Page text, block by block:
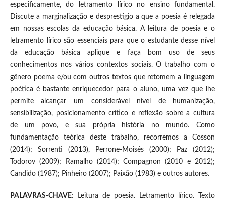
especificamente, do letramento lírico no ensino fundamental.
Discute a marginalização e desprestígio a que a poesia é relegada
em nossas escolas da educação básica. A leitura de poesia e o
letramento lírico são essenciais para que o estudante desse nível
da educação básica aplique e faça bom uso de seus
conhecimentos nos vários contextos sociais. O trabalho com o
gênero poema e/ou com outros textos que retomem a linguagem
poética é bastante enriquecedor para o aluno, uma vez que lhe
permite alcançar um considerável nível de humanização,
sensibilização, posicionamento crítico e reflexão sobre a cultura
de um povo, e sua própria história no mundo. Como
fundamentação teórica deste trabalho, recorremos a Cosson
(2014); Sorrenti (2013), Perrone-Moisés (2000); Paz (2012);
Todorov (2009); Ramalho (2014); Compagnon (2010 e 2012);
Candido (1987); Pinheiro (2007); Paixão (1983) e outros autores.
PALAVRAS-CHAVE: Leitura de poesia. Letramento lírico. Texto